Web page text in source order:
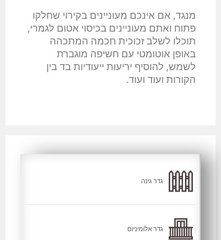
מנגד, אם אינכם מעוניינים בקירוי שחלקו
פתוח ואתם מעוניינים בכיסוי אטום לגמרי,
תוכלו לשלב זכוכית חכמה המתכהה
באופן אוטומטי עם חשיפה מוגברת
לשמש, להוסיף יריעות ייעודיות בד בין
הקורות ועוד ועוד.
גדר גינה
גדר אלומיניום